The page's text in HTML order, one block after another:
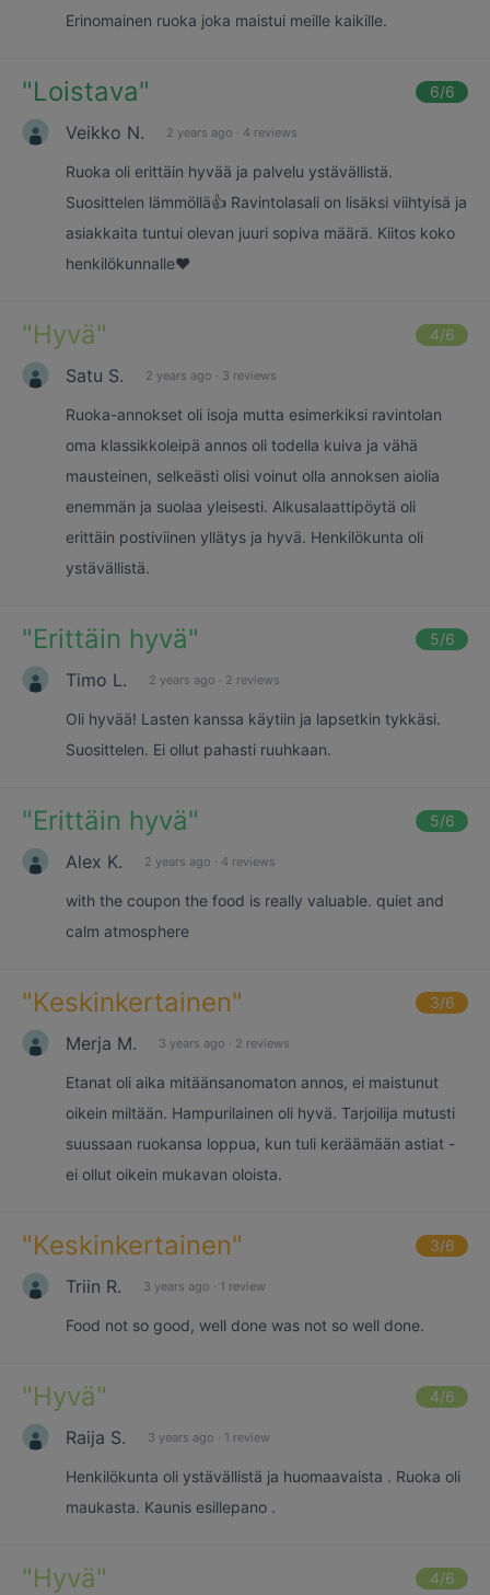
Erinomainen ruoka joka maistui meille kaikille.
"Loistava" 6/6
Veikko N. 2 years ago · 4 reviews
Ruoka oli erittäin hyvää ja palvelu ystävällistä.
Suosittelen lämmöllä👍 Ravintolasali on lisäksi viihtyisä ja
asiakkaita tuntui olevan juuri sopiva määrä. Kiitos koko
henkilökunnalle❤️
"Hyvä" 4/6
Satu S. 2 years ago · 3 reviews
Ruoka-annokset oli isoja mutta esimerkiksi ravintolan
oma klassikkoleipä annos oli todella kuiva ja vähä
mausteinen, selkeästi olisi voinut olla annoksen aiolia
enemmän ja suolaa yleisesti. Alkusalaattipöytä oli
erittäin postiviinen yllätys ja hyvä. Henkilökunta oli
ystävällistä.
"Erittäin hyvä" 5/6
Timo L. 2 years ago · 2 reviews
Oli hyvää! Lasten kanssa käytiin ja lapsetkin tykkäsi.
Suosittelen. Ei ollut pahasti ruuhkaan.
"Erittäin hyvä" 5/6
Alex K. 2 years ago · 4 reviews
with the coupon the food is really valuable. quiet and
calm atmosphere
"Keskinkertainen" 3/6
Merja M. 3 years ago · 2 reviews
Etanat oli aika mitäänsanomaton annos, ei maistunut
oikein miltään. Hampurilainen oli hyvä. Tarjoilija mutusti
suussaan ruokansa loppua, kun tuli keräämään astiat -
ei ollut oikein mukavan oloista.
"Keskinkertainen" 3/6
Triin R. 3 years ago · 1 review
Food not so good, well done was not so well done.
"Hyvä" 4/6
Raija S. 3 years ago · 1 review
Henkilökunta oli ystävällistä ja huomaavaista . Ruoka oli
maukasta. Kaunis esillepano .
"Hyvä" 4/6